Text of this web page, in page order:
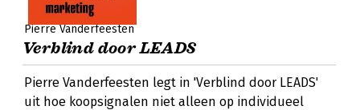
Pierre Vanderfeesten
Verblind door LEADS
Pierre Vanderfeesten legt in 'Verblind door LEADS'
uit hoe koopsignalen niet alleen op individueel